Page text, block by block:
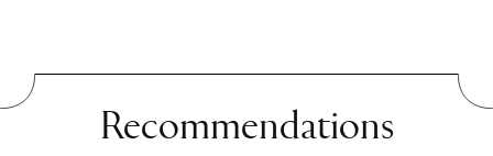
Recommendations